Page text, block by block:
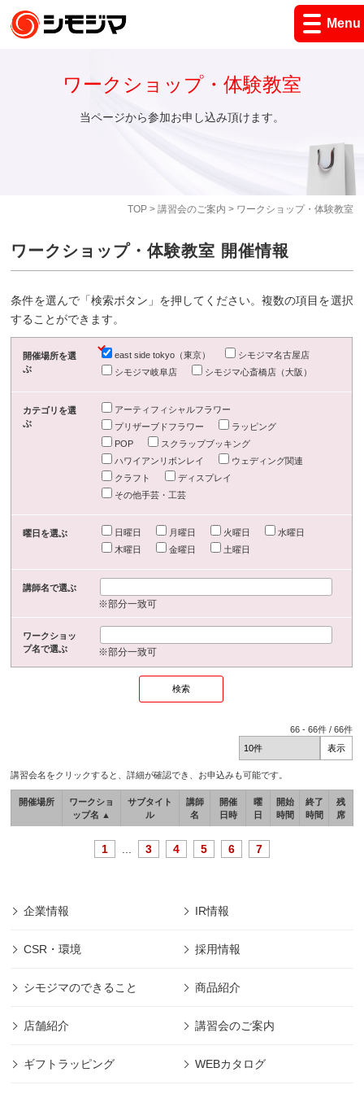
Menu
TOP> 講習会のご案内 > ワークショップ・体験教室
ワークショップ・体験教室
当ページから参加お申し込み頂けます。
ワークショップ・体験教室 開催情報
条件を選んで「検索ボタン」を押してください。複数の項目を選択
することができます。
開催場所を選
ぶ
east side tokyo（東京）
シモジマ名古屋店
シモジマ岐阜店
シモジマ心斎橋店（大阪）
カテゴリを選
ぶ
アーティフィシャルフラワー
プリザーブドフラワー
ラッピング
POP
スクラップブッキング
ハワイアンリボンレイ
ウェディング関連
クラフト
ディスプレイ
その他手芸・工芸
曜日を選ぶ 日曜日 月曜日 火曜日
水曜日
木曜日
金曜日 土曜日
講師名で選ぶ
※部分一致可
ワークショッ
プ名で選ぶ
※部分一致可
66 -66件 /66件
講習会名をクリックすると、詳細が確認でき、お申込みも可能です。
開催場所
ワークショ
ップ名 ▲
サブタイト
ル
講師
名
開催
日時
曜
日
開始
時間
終了
時間
残
席
1 3 4 5 6 7
企業情報 IR情報
CSR・環境 採用情報
シモジマのできること 商品紹介
店舗紹介 講習会のご案内
ギフトラッピング WEBカタログ